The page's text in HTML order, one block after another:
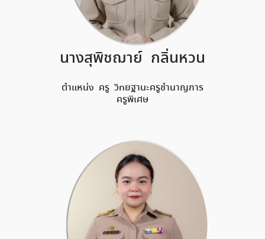
นางสุพิชฌาย์ กลิ่นหวน
ตำแหน่ง ครู วิทยฐานะครูชำนาญการ
ครูพิเศษ